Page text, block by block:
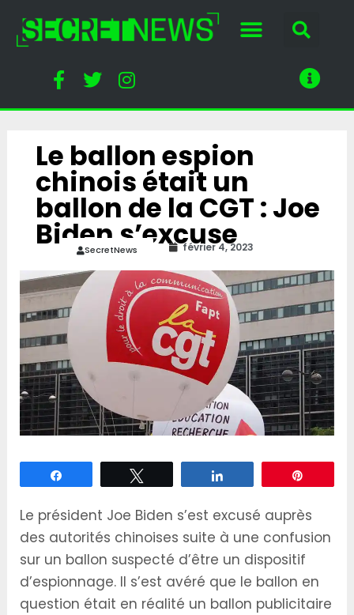
Le ballon espion
chinois était un
ballon de la CGT : Joe
Biden s’excuse
SecretNews février 4, 2023
Le président Joe Biden s’est excusé auprès
des autorités chinoises suite à une confusion
sur un ballon suspecté d’être un dispositif
d’espionnage. Il s’est avéré que le ballon en
question était en réalité un ballon publicitaire